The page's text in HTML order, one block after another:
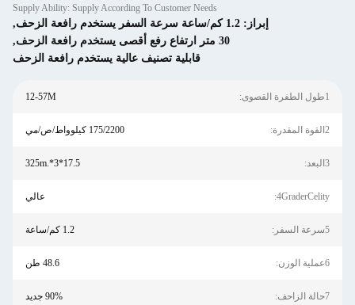
Supply Ability: Supply According To Customer Needs
إبراز: 1.2 كم/ساعة سرعة السفر يستخدم رافعة الزحف
,
30 متر ارتفاع رفع أقصى يستخدم رافعة الزحف
,
قابلية تصنيف عالية يستخدم رافعة الزحف
1طول الطفرة القصوى: 12-57M
2القوة المقدرة: 175/2200 كيلوواط/ص/مي
3البعد: 17.5*3*.325m
4GraderCelity: عالي
5سرعة السفر: 1.2 كم/ساعة
6عملية الوزن: 48.6 طن
7حالة الزاحف: 90% جديد